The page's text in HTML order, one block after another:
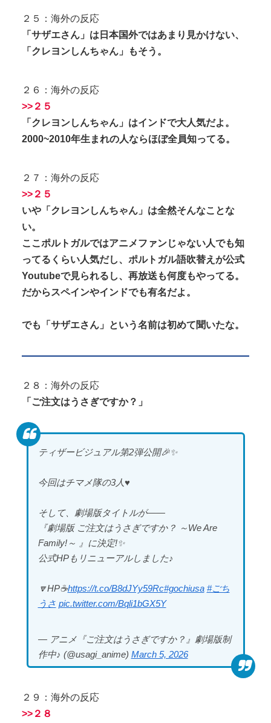
２５：海外の反応
「サザエさん」は日本国外ではあまり見かけない、
「クレヨンしんちゃん」もそう。
２６：海外の反応
>>２５
「クレヨンしんちゃん」はインドで大人気だよ。
2000~2010年生まれの人ならほぼ全員知ってる。
２７：海外の反応
>>２５
いや「クレヨンしんちゃん」は全然そんなことな
い。
ここポルトガルではアニメファンじゃない人でも知
ってるくらい人気だし、ポルトガル語吹替えが公式
Youtubeで見られるし、再放送も何度もやってる。
だからスペインやインドでも有名だよ。
でも「サザエさん」という名前は初めて聞いたな。
２８：海外の反応
「ご注文はうさぎですか？」
ティザービジュアル第2弾公開🎉✨
今回はチマメ隊の3人♥
そして、劇場版タイトルが――
『劇場版 ご注文はうさぎですか？ ～We Are
Family!～ 』に決定!✨
公式HPもリニューアルしました♪
🔽HP☕https://t.co/B8dJYy59Rc#gochiusa #ごち
うさ pic.twitter.com/Bqli1bGX5Y
— アニメ『ご注文はうさぎですか？』劇場版制
作中♪ (@usagi_anime) March 5, 2026
２９：海外の反応
>>２８